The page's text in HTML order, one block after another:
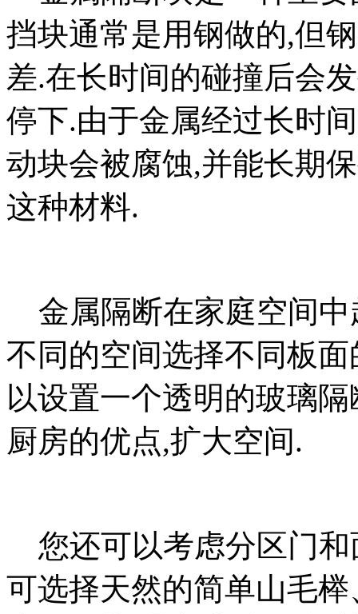
挡块通常是用钢做的,但
差.在长时间的碰撞后会
停下.由于金属经过长时
动块会被腐蚀,并能长期
这种材料.
金属隔断在家庭空间中
不同的空间选择不同板
以设置一个透明的玻璃
厨房的优点,扩大空间.
您还可以考虑分区门和
可选择天然的简单山毛